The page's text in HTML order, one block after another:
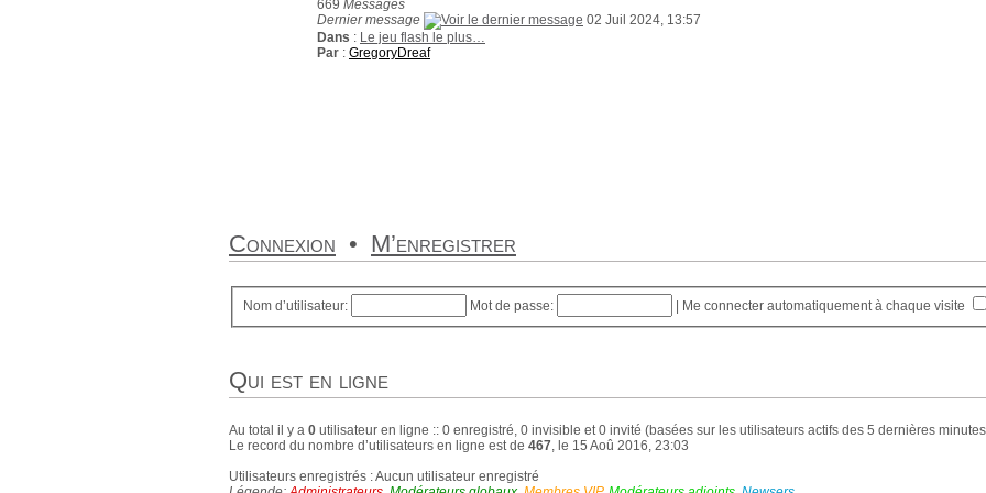
669 Messages
Dernier message
02 Juil 2024, 13:57
Dans : Le jeu flash le plus…
Par : GregoryDreaf
Connexion • M’enregistrer
Nom d’utilisateur: Mot de passe: Me connecter automatiquement à chaque visite
Qui est en ligne
Au total il y a 0 utilisateur en ligne :: 0 enregistré, 0 invisible et 0 invité (basées sur les utilisateurs actifs des 5 dernières
Le record du nombre d’utilisateurs en ligne est de 467 , le 15 Aoû 2016, 23:03
Utilisateurs enregistrés : Aucun utilisateur enregistré